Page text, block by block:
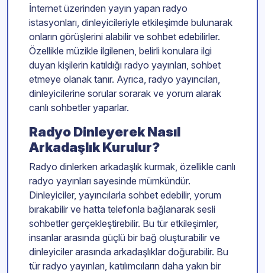
İnternet üzerinden yayın yapan radyo
istasyonları, dinleyicileriyle etkileşimde bulunarak
onların görüşlerini alabilir ve sohbet edebilirler.
Özellikle müzikle ilgilenen, belirli konulara ilgi
duyan kişilerin katıldığı radyo yayınları, sohbet
etmeye olanak tanır. Ayrıca, radyo yayıncıları,
dinleyicilerine sorular sorarak ve yorum alarak
canlı sohbetler yaparlar.
Radyo Dinleyerek Nasıl
Arkadaşlık Kurulur?
Radyo dinlerken arkadaşlık kurmak, özellikle canlı
radyo yayınları sayesinde mümkündür.
Dinleyiciler, yayıncılarla sohbet edebilir, yorum
bırakabilir ve hatta telefonla bağlanarak sesli
sohbetler gerçekleştirebilir. Bu tür etkileşimler,
insanlar arasında güçlü bir bağ oluşturabilir ve
dinleyiciler arasında arkadaşlıklar doğurabilir. Bu
tür radyo yayınları, katılımcıların daha yakın bir